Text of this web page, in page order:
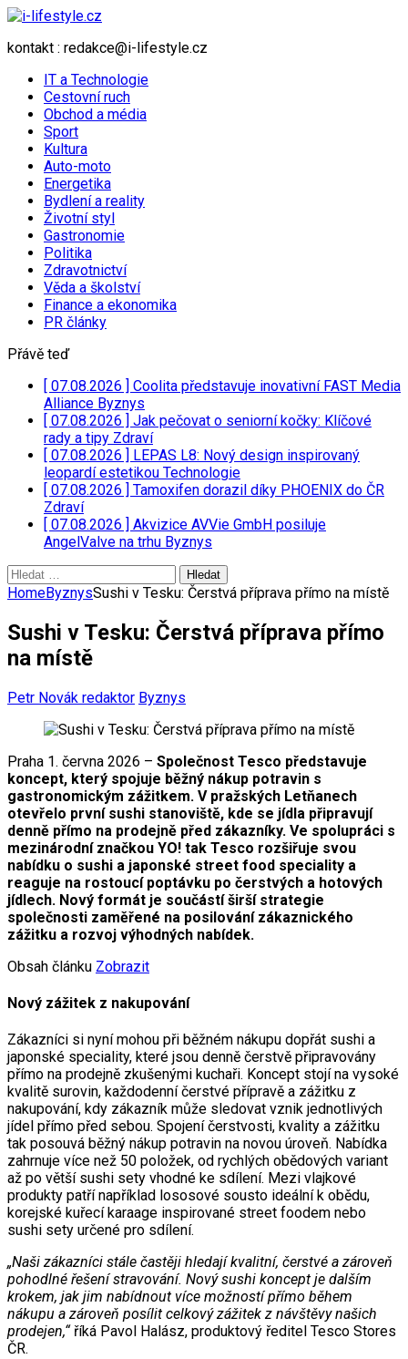
kontakt : redakce@i-lifestyle.cz
IT a Technologie
Cestovní ruch
Obchod a média
Sport
Kultura
Auto-moto
Energetika
Bydlení a reality
Životní styl
Gastronomie
Politika
Zdravotnictví
Věda a školství
Finance a ekonomika
PR články
Přávě teď
[ 07.08.2026 ] Coolita představuje inovativní FAST Media
Alliance Byznys
[ 07.08.2026 ] Jak pečovat o seniorní kočky: Klíčové
rady a tipy Zdraví
[ 07.08.2026 ] LEPAS L8: Nový design inspirovaný
leopardí estetikou Technologie
[ 07.08.2026 ] Tamoxifen dorazil díky PHOENIX do ČR
Zdraví
[ 07.08.2026 ] Akvizice AVVie GmbH posiluje
AngelValve na trhu Byznys
Vyhledávání
HomeByznysSushi v Tesku: Čerstvá příprava přímo na místě
Sushi v Tesku: Čerstvá příprava přímo
na místě
Petr Novák redaktor Byznys
Praha 1. června 2026 – Společnost Tesco představuje
koncept, který spojuje běžný nákup potravin s
gastronomickým zážitkem. V pražských Letňanech
otevřelo první sushi stanoviště, kde se jídla připravují
denně přímo na prodejně před zákazníky. Ve spolupráci s
mezinárodní značkou YO! tak Tesco rozšiřuje svou
nabídku o sushi a japonské street food speciality a
reaguje na rostoucí poptávku po čerstvých a hotových
jídlech. Nový formát je součástí širší strategie
společnosti zaměřené na posilování zákaznického
zážitku a rozvoj výhodných nabídek.
Obsah článku Zobrazit
Nový zážitek z nakupování
Zákazníci si nyní mohou při běžném nákupu dopřát sushi a
japonské speciality, které jsou denně čerstvě připravovány
přímo na prodejně zkušenými kuchaři. Koncept stojí na vysoké
kvalitě surovin, každodenní čerstvé přípravě a zážitku z
nakupování, kdy zákazník může sledovat vznik jednotlivých
jídel přímo před sebou. Spojení čerstvosti, kvality a zážitku
tak posouvá běžný nákup potravin na novou úroveň. Nabídka
zahrnuje více než 50 položek, od rychlých obědových variant
až po větší sushi sety vhodné ke sdílení. Mezi vlajkové
produkty patří například lososové sousto ideální k obědu,
korejské kuřecí karaage inspirované street foodem nebo
sushi sety určené pro sdílení.
„Naši zákazníci stále častěji hledají kvalitní, čerstvé a zároveň
pohodlné řešení stravování. Nový sushi koncept je dalším
krokem, jak jim nabídnout více možností přímo během
nákupu a zároveň posílit celkový zážitek z návštěvy našich
prodejen,“ říká Pavol Halász, produktový ředitel Tesco Stores
ČR.